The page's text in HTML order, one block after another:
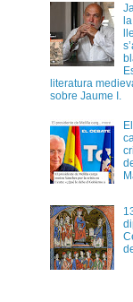
literatura
sobre Jaume I.